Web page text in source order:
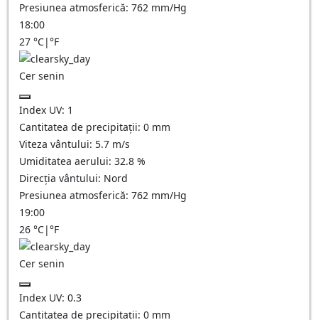
Presiunea atmosferică: 762 mm/Hg
18:00
27 °C|°F
Cer senin
Index UV: 1
Cantitatea de precipitații: 0 mm
Viteza vântului: 5.7 m/s
Umiditatea aerului: 32.8 %
Direcția vântului: Nord
Presiunea atmosferică: 762 mm/Hg
19:00
26 °C|°F
Cer senin
Index UV: 0.3
Cantitatea de precipitații: 0 mm